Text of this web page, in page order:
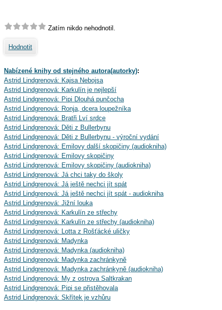
Zatím nikdo nehodnotil.
Hodnotit
Nabízené knihy od stejného autora(autorky):
Astrid Lindgrenová: Kajsa Nebojsa
Astrid Lindgrenová: Karkulín je nejlepší
Astrid Lindgrenová: Pipi Dlouhá punčocha
Astrid Lindgrenová: Ronja, dcera loupežníka
Astrid Lindgrenová: Bratři Lví srdce
Astrid Lindgrenová: Děti z Bullerbynu
Astrid Lindgrenová: Děti z Bullerbynu - výroční vydání
Astrid Lindgrenová: Emilovy další skopičiny (audiokniha)
Astrid Lindgrenová: Emilovy skopičiny
Astrid Lindgrenová: Emilovy skopičiny (audiokniha)
Astrid Lindgrenová: Já chci taky do školy
Astrid Lindgrenová: Já ještě nechci jít spát
Astrid Lindgrenová: Já ještě nechci jít spát - audiokniha
Astrid Lindgrenová: Jižní louka
Astrid Lindgrenová: Karkulín ze střechy
Astrid Lindgrenová: Karkulín ze střechy (audiokniha)
Astrid Lindgrenová: Lotta z Rošťácké uličky
Astrid Lindgrenová: Madynka
Astrid Lindgrenová: Madynka (audiokniha)
Astrid Lindgrenová: Madynka zachránkyně
Astrid Lindgrenová: Madynka zachránkyně (audiokniha)
Astrid Lindgrenová: My z ostrova Saltkrakan
Astrid Lindgrenová: Pipi se přistěhovala
Astrid Lindgrenová: Skřítek je vzhůru